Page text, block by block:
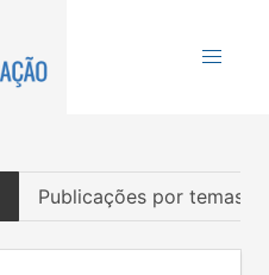
Publicações por temas